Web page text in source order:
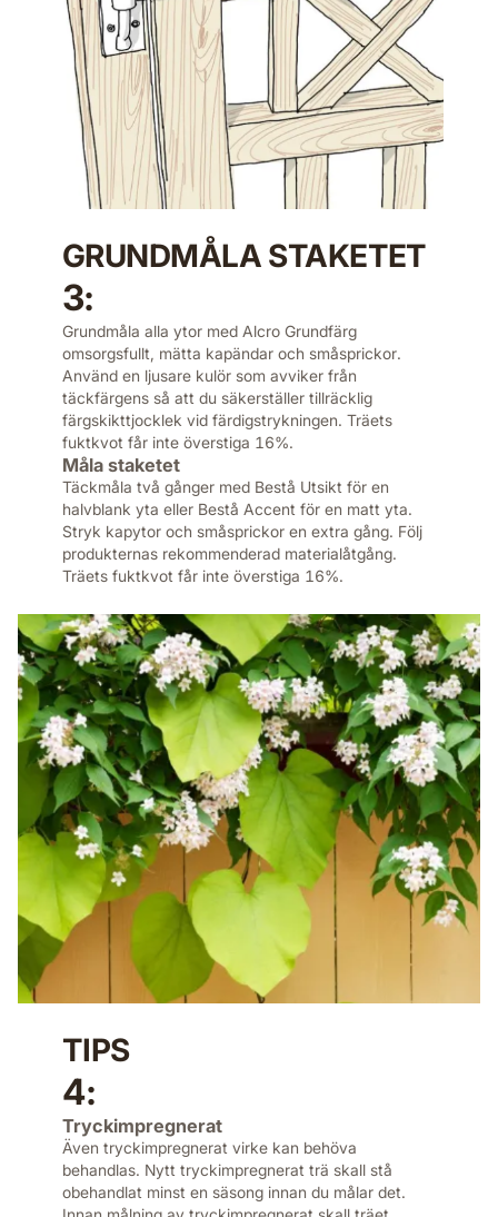
GRUNDMÅLA STAKETET
3:
Grundmåla alla ytor med Alcro Grundfärg
omsorgsfullt, mätta kapändar och småsprickor.
Använd en ljusare kulör som avviker från
täckfärgens så att du säkerställer tillräcklig
färgskikttjocklek vid färdigstrykningen. Träets
fuktkvot får inte överstiga 16%.
Måla staketet
Täckmåla två gånger med Bestå Utsikt för en
halvblank yta eller Bestå Accent för en matt yta.
Stryk kapytor och småsprickor en extra gång. Följ
produkternas rekommenderad materialåtgång.
Träets fuktkvot får inte överstiga 16%.
TIPS
4:
Tryckimpregnerat
Även tryckimpregnerat virke kan behöva
behandlas. Nytt tryckimpregnerat trä skall stå
obehandlat minst en säsong innan du målar det.